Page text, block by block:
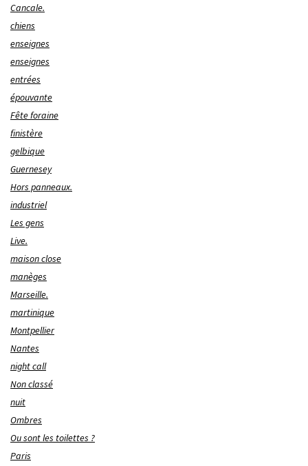
Cancale.
chiens
enseignes
enseignes
entrées
épouvante
Fête foraine
finistère
gelbique
Guernesey
Hors panneaux.
industriel
Les gens
Live.
maison close
manèges
Marseille.
martinique
Montpellier
Nantes
night call
Non classé
nuit
Ombres
Ou sont les toilettes ?
Paris